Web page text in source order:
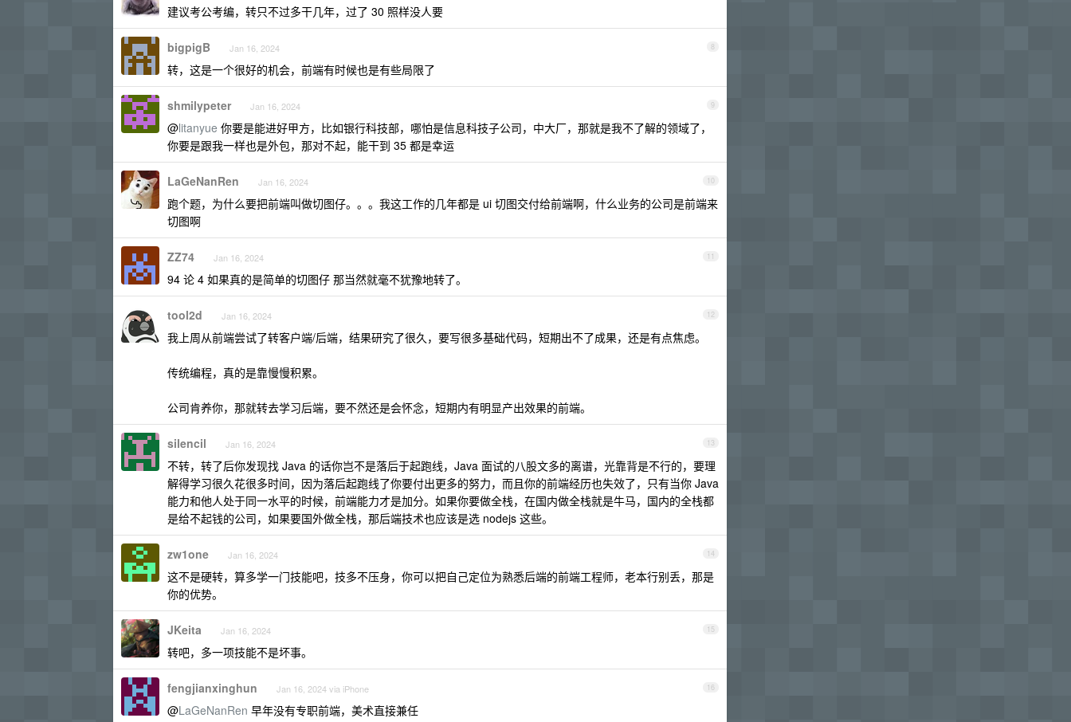
建议考公考编，转只不过多干几年，过了 30 照样没人要
8
bigpigB Jan 16, 2024
转，这是一个很好的机会，前端有时候也是有些局限了
9
shmilypeter Jan 16, 2024
@litanyue 你要是能进好甲方，比如银行科技部，哪怕是信息科技子公司，中大厂，那就是我不了解的领域了，
你要是跟我一样也是外包，那对不起，能干到 35 都是幸运
10
LaGeNanRen Jan 16, 2024
跑个题，为什么要把前端叫做切图仔。。。我这工作的几年都是 ui 切图交付给前端啊，什么业务的公司是前端来
切图啊
11
ZZ74 Jan 16, 2024
94 论 4 如果真的是简单的切图仔 那当然就毫不犹豫地转了。
12
tool2d Jan 16, 2024
我上周从前端尝试了转客户端/后端，结果研究了很久，要写很多基础代码，短期出不了成果，还是有点焦虑。
传统编程，真的是靠慢慢积累。
公司肯养你，那就转去学习后端，要不然还是会怀念，短期内有明显产出效果的前端。
13
silencil Jan 16, 2024
不转，转了后你发现找 Java 的话你岂不是落后于起跑线，Java 面试的八股文多的离谱，光靠背是不行的，要理
解得学习很久花很多时间，因为落后起跑线了你要付出更多的努力，而且你的前端经历也失效了，只有当你 Java
能力和他人处于同一水平的时候，前端能力才是加分。如果你要做全栈，在国内做全栈就是牛马，国内的全栈都
是给不起钱的公司，如果要国外做全栈，那后端技术也应该是选 nodejs 这些。
14
zw1one Jan 16, 2024
这不是硬转，算多学一门技能吧，技多不压身，你可以把自己定位为熟悉后端的前端工程师，老本行别丢，那是
你的优势。
15
JKeita Jan 16, 2024
转吧，多一项技能不是坏事。
16
fengjianxinghun Jan 16, 2024 via iPhone
@LaGeNanRen 早年没有专职前端，美术直接兼任